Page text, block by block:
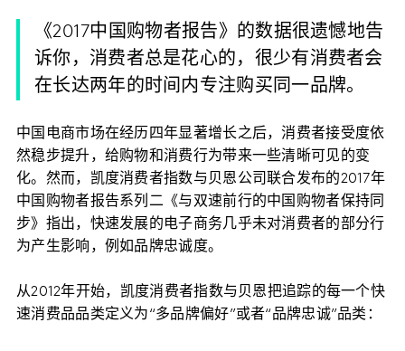
《2017中国购物者报告》的数据很遗憾地告
诉你，消费者总是花心的，很少有消费者会
在长达两年的时间内专注购买同一品牌。
中国电商市场在经历四年显著增长之后，消费者接受度依
然稳步提升，给购物和消费行为带来一些清晰可见的变
化。然而，凯度消费者指数与贝恩公司联合发布的2017年
中国购物者报告系列二《与双速前行的中国购物者保持同
步》指出，快速发展的电子商务几乎未对消费者的部分行
为产生影响，例如品牌忠诚度。
从2012年开始，凯度消费者指数与贝恩把追踪的每一个快
速消费品品类定义为“多品牌偏好”或者“品牌忠诚”品类：